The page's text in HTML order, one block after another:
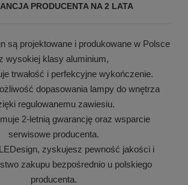
PRODUCENTA NA 2 LATA
są projektowane i produkowane w Polsce
z wysokiej klasy aluminium,
trwałość i perfekcyjne wykończenie.
dopasowania lampy do wnętrza
regulowanemu zawiesiu.
2-letnią gwarancję oraz wsparcie
serwisowe producenta.
zyskujesz pewność jakości i
zakupu bezpośrednio u polskiego
producenta.